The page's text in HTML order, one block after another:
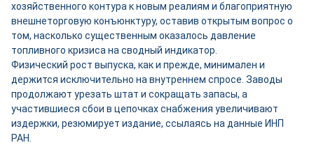
хозяйственного контура к новым реалиям и благоприятную
внешнеторговую конъюнктуру, оставив открытым вопрос о
том, насколько существенным оказалось давление
топливного кризиса на сводный индикатор.
Физический рост выпуска, как и прежде, минимален и
держится исключительно на внутреннем спросе. Заводы
продолжают урезать штат и сокращать запасы, а
участившиеся сбои в цепочках снабжения увеличивают
издержки, резюмирует издание, ссылаясь на данные ИНП
РАН.